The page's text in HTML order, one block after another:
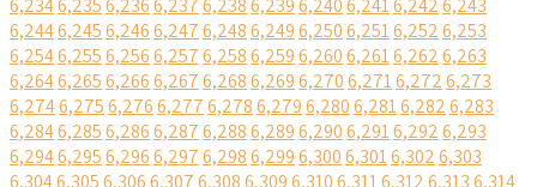
6,2346,2356,2366,2376,2386,2396,2406,2416,2426,243
6,2446,2456,2466,2476,2486,2496,2506,2516,2526,253
6,2546,2556,2566,2576,2586,2596,2606,2616,2626,263
6,2646,2656,2666,2676,2686,2696,2706,2716,2726,273
6,2746,2756,2766,2776,2786,2796,2806,2816,2826,283
6,2846,2856,2866,2876,2886,2896,2906,2916,2926,293
6,2946,2956,2966,2976,2986,2996,3006,3016,3026,303